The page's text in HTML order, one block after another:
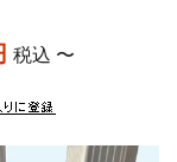
税込 〜